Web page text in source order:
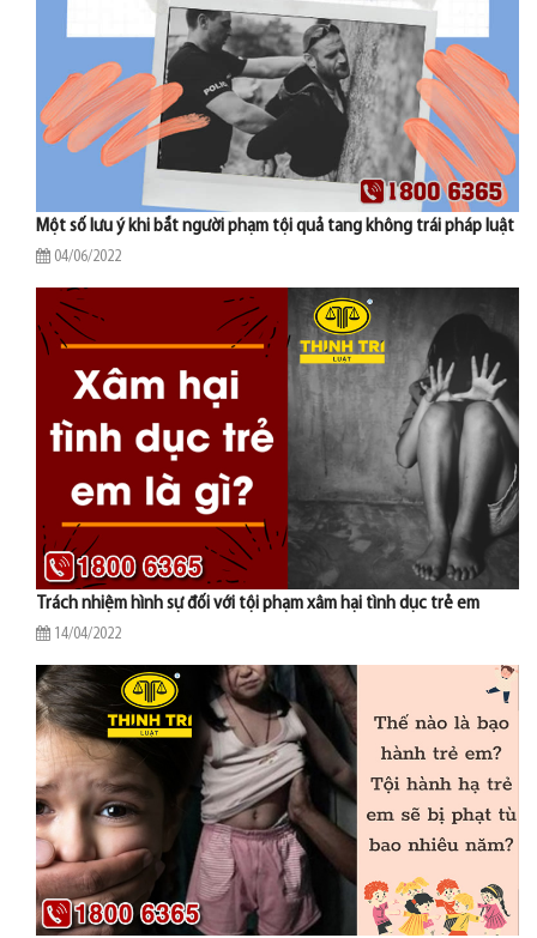
Một số lưu ý khi bắt người phạm tội quả tang không trái pháp luật
04/06/2022
Trách nhiệm hình sự đối với tội phạm xâm hại tình dục trẻ em
14/04/2022